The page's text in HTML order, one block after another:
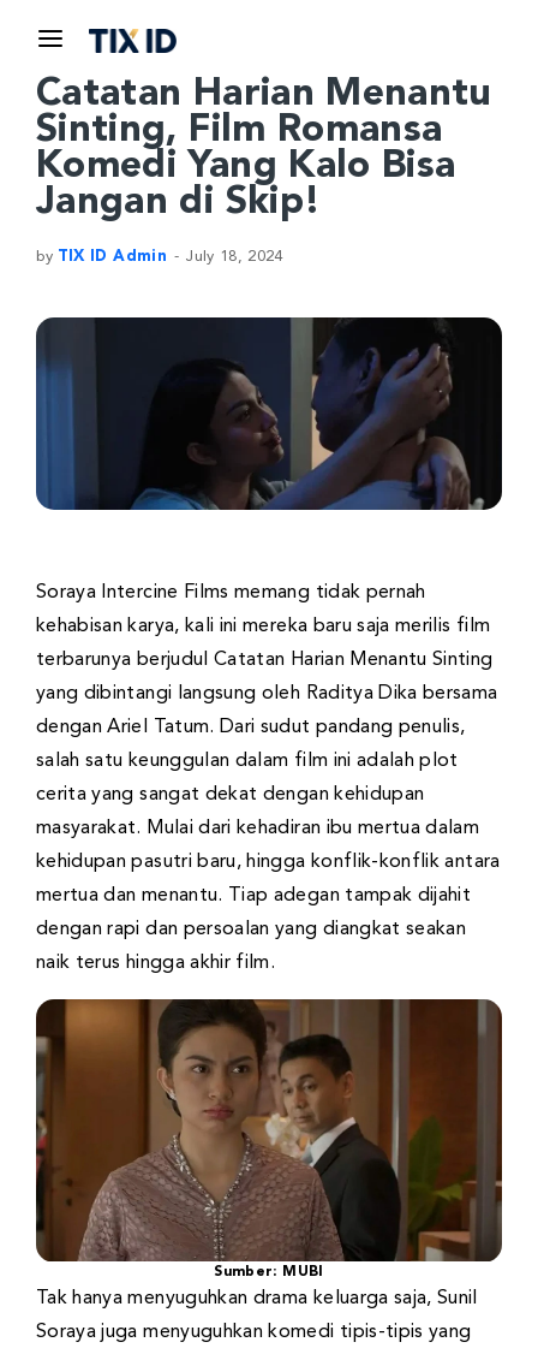
Catatan Harian Menantu
Sinting, Film Romansa
Komedi Yang Kalo Bisa
Jangan di Skip!
by TIX ID Admin July 18, 2024
Soraya Intercine Films memang tidak pernah
kehabisan karya, kali ini mereka baru saja merilis film
terbarunya berjudul Catatan Harian Menantu Sinting
yang dibintangi langsung oleh Raditya Dika bersama
dengan Ariel Tatum. Dari sudut pandang penulis,
salah satu keunggulan dalam film ini adalah plot
cerita yang sangat dekat dengan kehidupan
masyarakat. Mulai dari kehadiran ibu mertua dalam
kehidupan pasutri baru, hingga konflik-konflik antara
mertua dan menantu. Tiap adegan tampak dijahit
dengan rapi dan persoalan yang diangkat seakan
naik terus hingga akhir film.
Sumber: MUBI
Tak hanya menyuguhkan drama keluarga saja, Sunil
Soraya juga menyuguhkan komedi tipis-tipis yang